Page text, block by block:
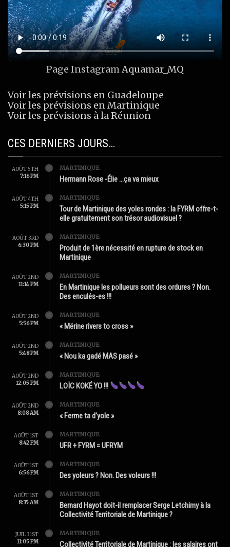
Page InstagramAquamar_MQ
Voir les prévisions en Guadeloupe
Voir les prévisions en Martinique
Voir les prévisions à la Réunion
CES DERNIERS JOURS…
AOÛT 5TH
7:16 PM
MARTINIQUE
Hermann Rose -Élie …ça va mieux
AOÛT 4TH
5:15 PM
MARTINIQUE
Tour de Martinique des yoles rondes : la FYRM offre-t-
elle gratuitement son trésor audiovisuel ?
AOÛT 3RD
6:30 PM
MARTINIQUE
Produit de 1ère nécessité en rupture de stock en
Martinique
AOÛT 2ND
11:14 PM
MARTINIQUE
En Martinique les pollueurs sont des ordures ? Non.
Des enculés-es !!!
AOÛT 2ND
5:56 PM
MARTINIQUE
« Mérine rivers to cross »
AOÛT 2ND
5:48 PM
MARTINIQUE
« Nou ka gadé MAS pasé »
AOÛT 2ND
12:05 PM
MARTINIQUE
LOÏC KOKÉ YO !!!
AOÛT 2ND
8:08 AM
MARTINIQUE
« Ferme ta d’yole »
AOÛT 1ST
8:42 PM
MARTINIQUE
UFR + FYRM = UFRYM
AOÛT 1ST
6:56 PM
MARTINIQUE
Des yoleurs ? Non. Des voleurs !!!
AOÛT 1ST
8:35 AM
MARTINIQUE
Bernard Hayot doit-il remplacer Serge Letchimy à la
Collectivité Territoriale de Martinique ?
JUIL 31ST
11:05 PM
MARTINIQUE
Collectivité Territoriale de Martinique : les salaires ont